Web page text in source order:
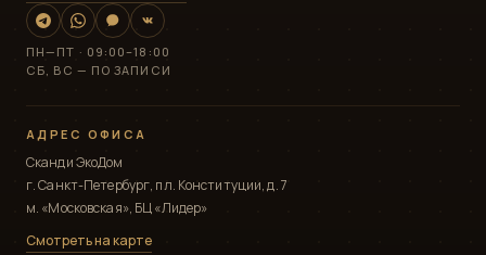
ПН—ПТ · 09:00–18:00
СБ, ВС — ПО ЗАПИСИ
АДРЕС ОФИСА
Сканди ЭкоДом
г. Санкт-Петербург, пл. Конституции, д. 7
м. «Московская», БЦ «Лидер»
Смотреть на карте